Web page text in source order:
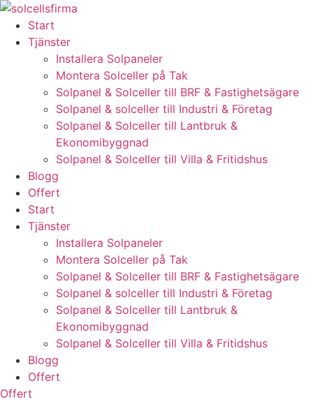
Skip
content
Start
Tjänster
Installera Solpaneler
Montera Solceller på Tak
Solpanel & Solceller till BRF & Fastighetsägare
Solpanel & solceller till Industri & Företag
Solpanel & Solceller till Lantbruk &
Ekonomibyggnad
Solpanel & Solceller till Villa & Fritidshus
Blogg
Offert
Start
Tjänster
Installera Solpaneler
Montera Solceller på Tak
Solpanel & Solceller till BRF & Fastighetsägare
Solpanel & solceller till Industri & Företag
Solpanel & Solceller till Lantbruk &
Ekonomibyggnad
Solpanel & Solceller till Villa & Fritidshus
Blogg
Offert
Offert